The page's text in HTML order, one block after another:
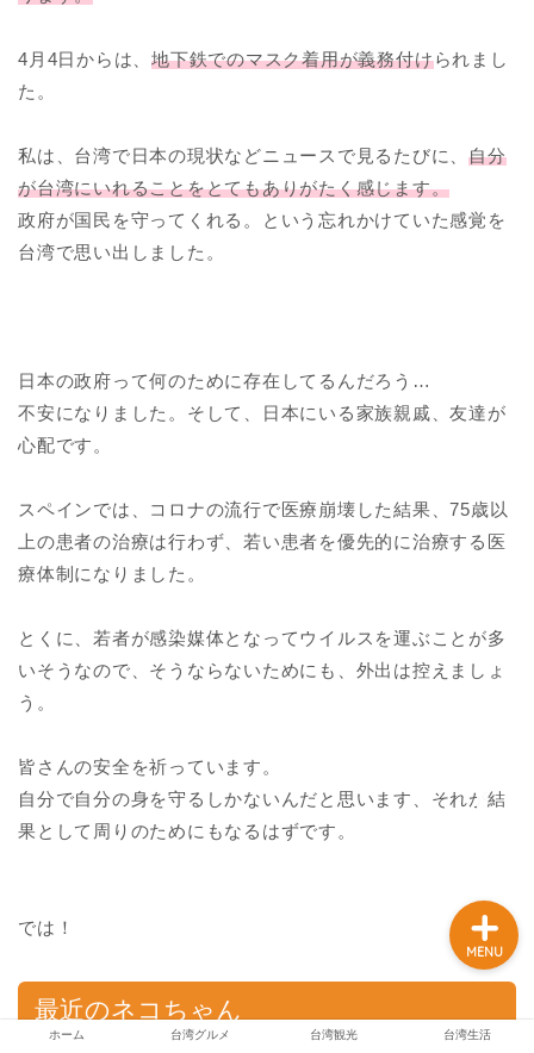
4月4日からは、地下鉄でのマスク着用が義務付けられまし
た。
私は、台湾で日本の現状などニュースで見るたびに、自分
が台湾にいれることをとてもありがたく感じます。
政府が国民を守ってくれる。という忘れかけていた感覚を
台湾で思い出しました。
日本の政府って何のために存在してるんだろう…
不安になりました。そして、日本にいる家族親戚、友達が
心配です。
スペインでは、コロナの流行で医療崩壊した結果、75歳以
上の患者の治療は行わず、若い患者を優先的に治療する医
療体制になりました。
とくに、若者が感染媒体となってウイルスを運ぶことが多
いそうなので、そうならないためにも、外出は控えましょ
う。
皆さんの安全を祈っています。
自分で自分の身を守るしかないんだと思います、それが結
果として周りのためにもなるはずです。
では！
最近のネコちゃん
ホーム 台湾グルメ 台湾観光 台湾生活
MENU
台湾グルメ
台湾生活